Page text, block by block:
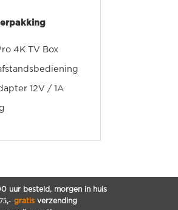
4K TV Box
12V / 1A
uur besteld, morgen in huis
gratisverzending